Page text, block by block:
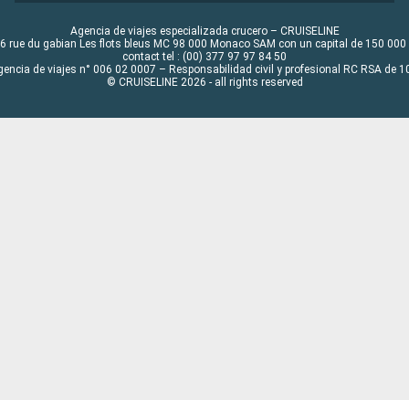
Agencia de viajes especializada crucero – CRUISELINE
rue du gabian Les flots bleus MC 98 000 Monaco SAM con un capital de 150 000
contact tel : (00) 377 97 97 84 50
de viajes n° 006 02 0007 – Responsabilidad civil y profesional RC RSA de
© CRUISELINE 2026 - all rights reserved